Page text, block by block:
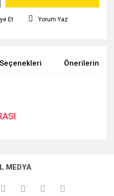
Et Yorum Yaz
Önerileriniz
ederiz.
MEDYA